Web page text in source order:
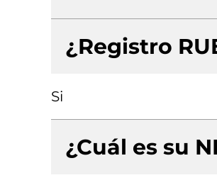
¿Registro
Si
¿Cuál es su